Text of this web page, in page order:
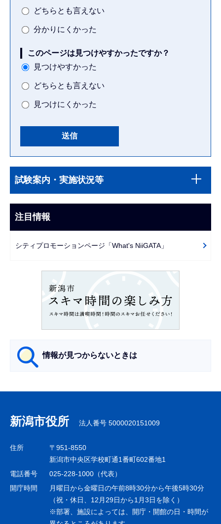
どちらとも言えない
分かりにくかった
このページは見つけやすかったですか？
見つけやすかった
どちらとも言えない
見つけにくかった
文
こ
ま
で
サ
ブ
ビ
ー
試験案内・実施状況等
注目情報
シティプロモーションページ「What's NiiGATA」
情報が見つからないときは
ナ
ビ
ゲ
シ
ョ
新潟市役所 法人番号 5000020151009
住所
〒951-8550
新潟市中央区学校町通1番町602番地1
電話番号
025-228-1000（代表）
開庁時間
月曜日から金曜日の午前8時30分から午後5時30分
（祝・休日、12月29日から1月3日を除く）
※部署、施設によっては、開庁・開館の日・時間が